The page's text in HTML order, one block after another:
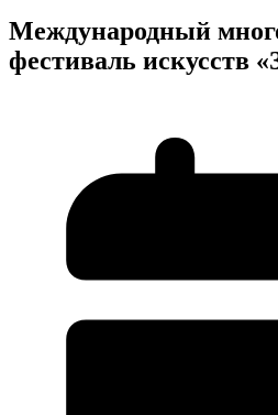
Международный
фестиваль искусств